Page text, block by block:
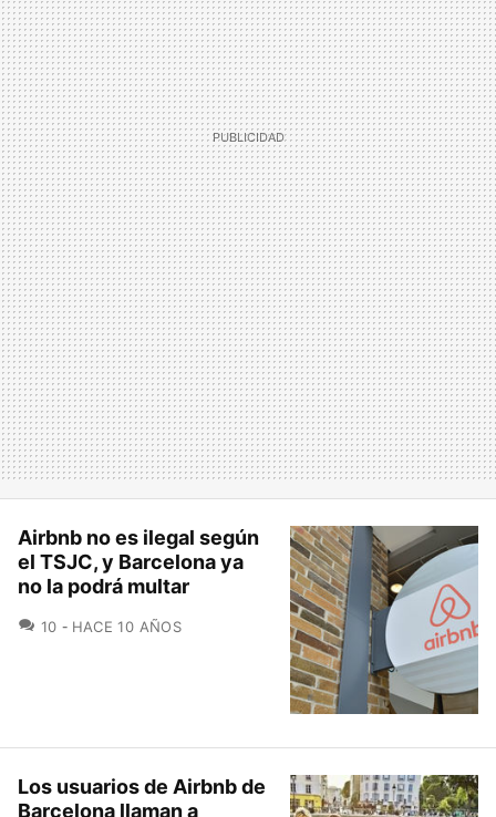
Airbnb no es ilegal según
el TSJC, y Barcelona ya
no la podrá multar
10 COMENTARIOS
HACE 10 AÑOS
Los usuarios de Airbnb de
Barcelona llaman a